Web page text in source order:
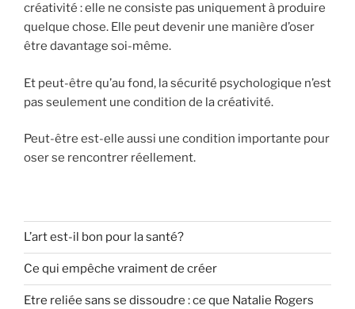
créativité : elle ne consiste pas uniquement à produire
quelque chose. Elle peut devenir une manière d’oser
être davantage soi-même.
Et peut-être qu’au fond, la sécurité psychologique n’est
pas seulement une condition de la créativité.
Peut-être est-elle aussi une condition importante pour
oser se rencontrer réellement.
L’art est-il bon pour la santé?
Ce qui empêche vraiment de créer
Etre reliée sans se dissoudre : ce que Natalie Rogers